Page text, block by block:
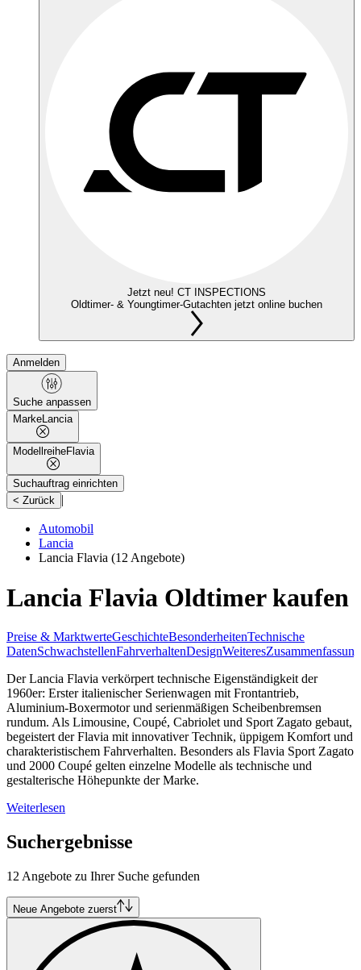
Jetzt neu! CT INSPECTIONS
Oldtimer- & Youngtimer-Gutachten jetzt online buchen
Anmelden
Suche anpassen
MarkeLancia
ModellreiheFlavia
Suchauftrag einrichten
< Zurück |
Automobil
Lancia
Lancia Flavia (12 Angebote)
Lancia Flavia Oldtimer kaufen
Preise & MarktwerteGeschichteBesonderheitenTechnische
DatenSchwachstellenFahrverhaltenDesignWeiteresZusammenfassung
Der Lancia Flavia verkörpert technische Eigenständigkeit der
1960er: Erster italienischer Serienwagen mit Frontantrieb,
Aluminium-Boxermotor und serienmäßigen Scheibenbremsen
rundum. Als Limousine, Coupé, Cabriolet und Sport Zagato gebaut,
begeistert der Flavia mit innovativer Technik, üppigem Komfort und
charakteristischem Fahrverhalten. Besonders als Flavia Sport Zagato
und 2000 Coupé gelten einzelne Modelle als technische und
gestalterische Höhepunkte der Marke.
Weiterlesen
Suchergebnisse
12 Angebote zu Ihrer Suche gefunden
Neue Angebote zuerst